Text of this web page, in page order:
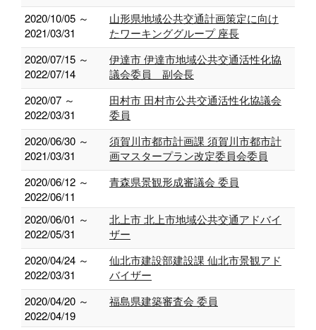
2020/10/05 ～
2021/03/31
山形県地域公共交通計画策定に向け
たワーキンググループ 座長
2020/07/15 ～
2022/07/14
伊達市 伊達市地域公共交通活性化協
議会委員 副会長
2020/07 ～
2022/03/31
田村市 田村市公共交通活性化協議会
委員
2020/06/30 ～
2021/03/31
須賀川市都市計画課 須賀川市都市計
画マスタープラン改定委員会委員
2020/06/12 ～
2022/06/11
青森県景観形成審議会 委員
2020/06/01 ～
2022/05/31
北上市 北上市地域公共交通アドバイ
ザー
2020/04/24 ～
2022/03/31
仙北市建設部建設課 仙北市景観アド
バイザー
2020/04/20 ～
2022/04/19
福島県建築審査会 委員